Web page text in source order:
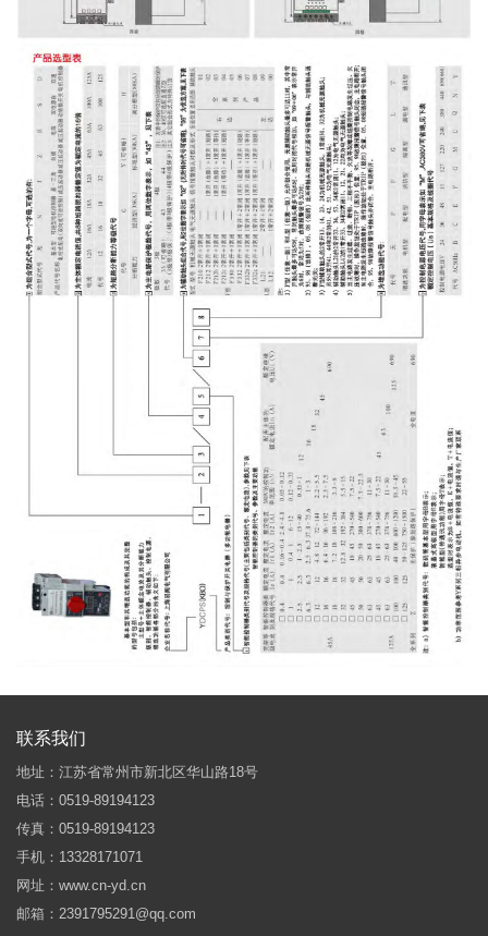
联系我们
地址：江苏省常州市新北区华山路18号
电话：0519-89194123
传真：0519-89194123
手机：13328171071
网址：www.cn-yd.cn
邮箱：2391795291@qq.com